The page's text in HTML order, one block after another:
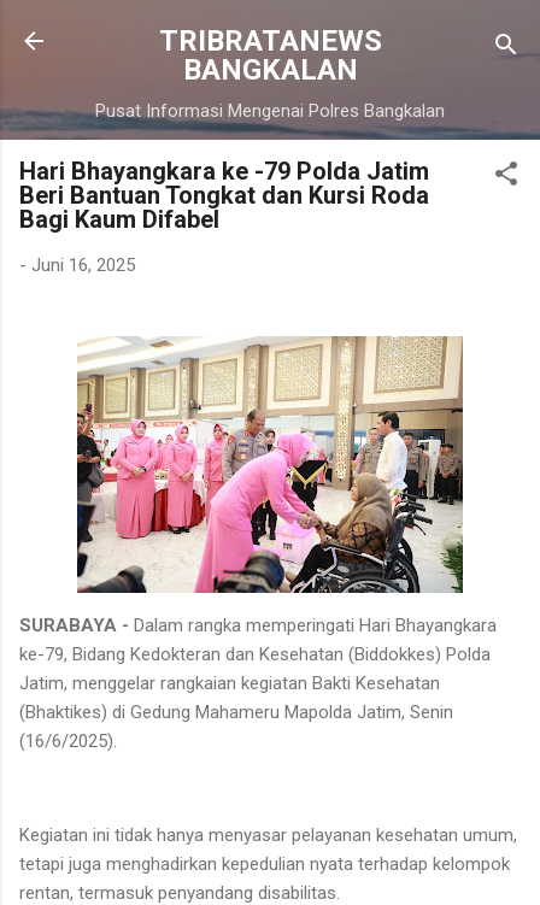
Langsung ke konten utama
TRIBRATANEWS
BANGKALAN
Pusat Informasi Mengenai Polres Bangkalan
Hari Bhayangkara ke -79 Polda Jatim
Beri Bantuan Tongkat dan Kursi Roda
Bagi Kaum Difabel
- Juni 16, 2025
SURABAYA - Dalam rangka memperingati Hari Bhayangkara
ke-79, Bidang Kedokteran dan Kesehatan (Biddokkes) Polda
Jatim, menggelar rangkaian kegiatan Bakti Kesehatan
(Bhaktikes) di Gedung Mahameru Mapolda Jatim, Senin
(16/6/2025).
Kegiatan ini tidak hanya menyasar pelayanan kesehatan umum,
tetapi juga menghadirkan kepedulian nyata terhadap kelompok
rentan, termasuk penyandang disabilitas.